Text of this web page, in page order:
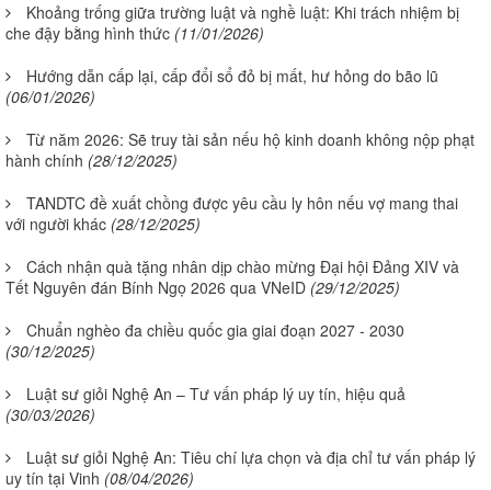
Khoảng trống giữa trường luật và nghề luật: Khi trách nhiệm bị
che đậy bằng hình thức (11/01/2026)
Hướng dẫn cấp lại, cấp đổi sổ đỏ bị mất, hư hỏng do bão lũ
(06/01/2026)
Từ năm 2026: Sẽ truy tài sản nếu hộ kinh doanh không nộp phạt
hành chính (28/12/2025)
TANDTC đề xuất chồng được yêu cầu ly hôn nếu vợ mang thai
với người khác (28/12/2025)
Cách nhận quà tặng nhân dịp chào mừng Đại hội Đảng XIV và
Tết Nguyên đán Bính Ngọ 2026 qua VNeID (29/12/2025)
Chuẩn nghèo đa chiều quốc gia giai đoạn 2027 - 2030
(30/12/2025)
Luật sư giỏi Nghệ An – Tư vấn pháp lý uy tín, hiệu quả
(30/03/2026)
Luật sư giỏi Nghệ An: Tiêu chí lựa chọn và địa chỉ tư vấn pháp lý
uy tín tại Vinh (08/04/2026)